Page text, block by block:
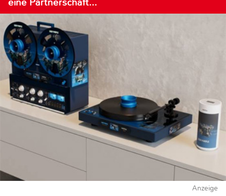
Anzeige